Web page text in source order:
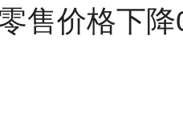
售价格下